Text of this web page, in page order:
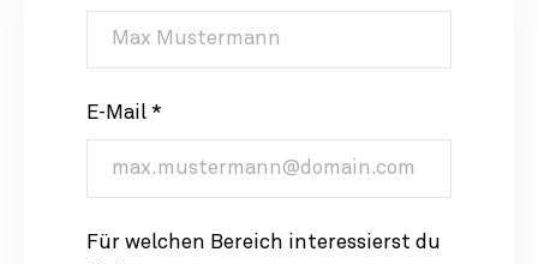
E-Mail *
Für welchen Bereich interessierst du